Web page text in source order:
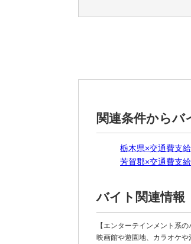
関連条件からバ
栃木県×交通費支給
芳賀郡×交通費支給
バイト関連情報
【エンターテインメント系の
映画館や遊園地、カラオケ